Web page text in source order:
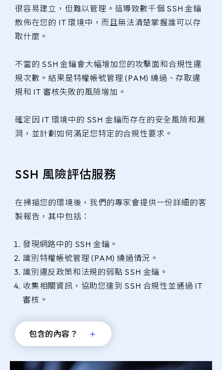
很容易建立，但難以管理。這導致數千個 SSH 金鑰
散佈在您的 IT 環境中，而且無法清楚掌握誰可以存
取什麼。
不當的 SSH 金鑰會大幅增加您的攻擊面和合規性違
規次數。結果是特權帳號管理 (PAM) 繞過、存取違
規和 IT 審核失敗的風險增加。
確定因 IT 環境中的 SSH 金鑰而存在的安全風險和漏
洞，並計劃如何滿足您特定的合規性要求。
SSH 風險評估服務
在掃描您的環境後，我們的專家會提供一份詳細的客
製報告，其中包括：
發現網路中的 SSH 金鑰。
識別特權帳號管理 (PAM) 繞過情況。
識別違反政策和法規的弱點 SSH 金鑰。
收集相關資訊，協助您達到 SSH 合規性並通過 IT
審核。
包含的內容？